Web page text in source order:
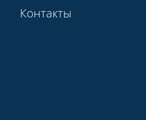
Контакты